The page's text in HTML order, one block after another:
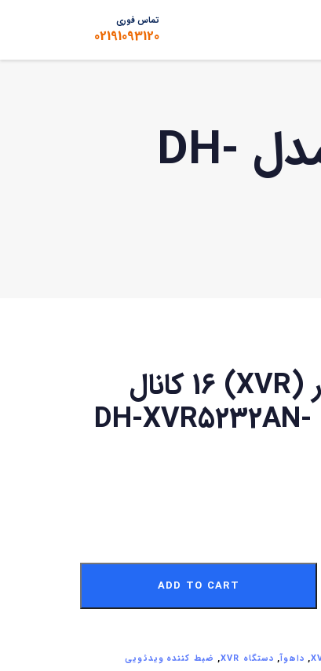
تماس فوری
02191093120
اکس وی آر (XVR) 16 کانال داهوآ مدل DH-
اکس وی آر (XVR) 16 کانال
داهوآ مدل DH-XVR5232AN-
ADD TO CART
, داهوآ, دستگاه XVR , ضبط کننده ویدئویی